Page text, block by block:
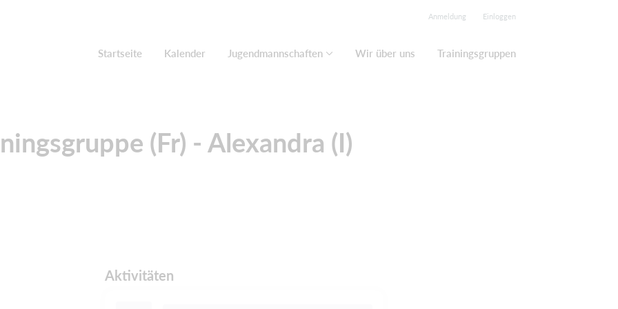
Anmeldung Einloggen
Startseite Kalender Jugendmannschaften Wir über uns Trainingsgruppen
(Fr) - Alexandra (I)
Aktivitäten